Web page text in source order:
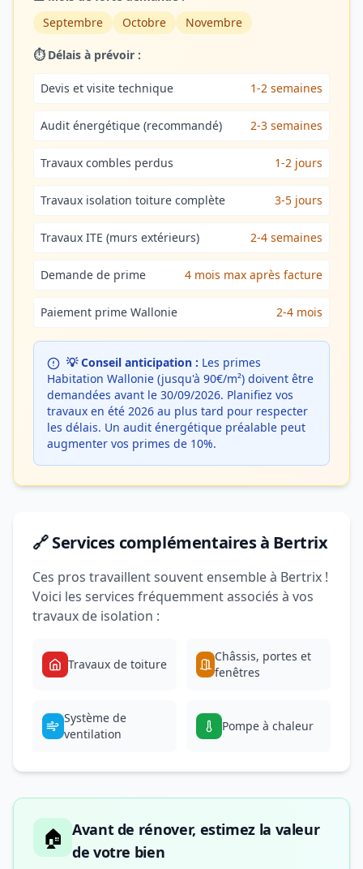
Septembre
Octobre Novembre
⏱️ Délais à prévoir :
Devis et visite technique 1-2 semaines
Audit énergétique (recommandé) 2-3 semaines
Travaux combles perdus 1-2 jours
Travaux isolation toiture complète 3-5 jours
Travaux ITE (murs extérieurs) 2-4 semaines
Demande de prime 4 mois max après facture
Paiement prime Wallonie 2-4 mois
💡 Conseil anticipation : Les primes
Habitation Wallonie (jusqu'à 90€/m²) doivent être
demandées avant le 30/09/2026. Planifiez vos
travaux en été 2026 au plus tard pour respecter
les délais. Un audit énergétique préalable peut
augmenter vos primes de 10%.
🔗 Services complémentaires à Bertrix
Ces pros travaillent souvent ensemble à Bertrix !
Voici les services fréquemment associés à vos
travaux de isolation :
Travaux de toiture
Châssis, portes et
fenêtres
Système de
ventilation
Pompe à chaleur
🏠 Avant de rénover, estimez la valeur
de votre bien